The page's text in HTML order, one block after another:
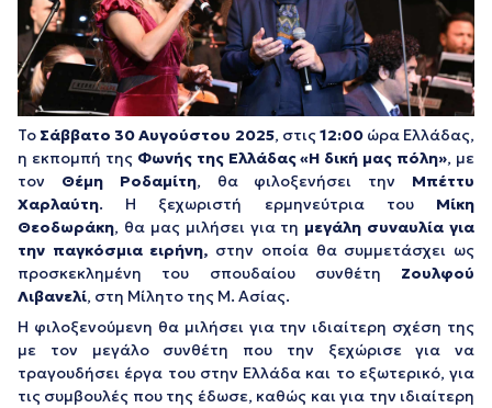
Το Σάββατο 30 Αυγούστου 2025, στις12:00 ώρα Ελλάδας,
η εκπομπή της Φωνής της Ελλάδας «Η δική μας πόλη», με
τον Θέμη Ροδαμίτη, θα φιλοξενήσει την Μπέττυ
Χαρλαύτη. Η ξεχωριστή ερμηνεύτρια του Μίκη
Θεοδωράκη, θα μας μιλήσει για τη μεγάλη συναυλία για
την παγκόσμια ειρήνη, στην οποία θα συμμετάσχει ως
προσκεκλημένη του σπουδαίου συνθέτη Ζουλφού
Λιβανελί, στη Μίλητο της Μ. Ασίας.
Η φιλοξενούμενη θα μιλήσει για την ιδιαίτερη σχέση της
με τον μεγάλο συνθέτη που την ξεχώρισε για να
τραγουδήσει έργα του στην Ελλάδα και το εξωτερικό, για
τις συμβουλές που της έδωσε, καθώς και για την ιδιαίτερη